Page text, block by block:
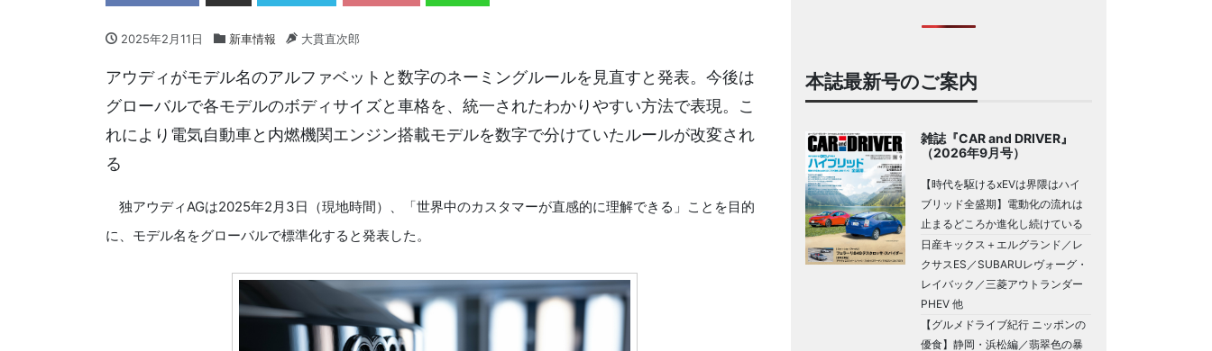
2025年2月11日 新車情報 大貫直次郎
アウディがモデル名のアルファベットと数字のネーミングルールを見直すと発表。今後は
グローバルで各モデルのボディサイズと車格を、統一されたわかりやすい方法で表現。こ
れにより電気自動車と内燃機関エンジン搭載モデルを数字で分けていたルールが改変され
る
独アウディAGは2025年2月3日（現地時間）、「世界中のカスタマーが直感的に理解できる」ことを目的
に、モデル名をグローバルで標準化すると発表した。
本誌最新号のご案内
雑誌『CAR and DRIVER』
（2026年9月号）
【時代を駆けるxEVは界隈はハイ
ブリッド全盛期】電動化の流れは
止まるどころか進化し続けている
日産キックス＋エルグランド／レ
クサスES／SUBARUレヴォーグ・
レイバック／三菱アウトランダー
PHEV 他
【グルメドライブ紀行 ニッポンの
優食】静岡・浜松編／翡翠色の暴